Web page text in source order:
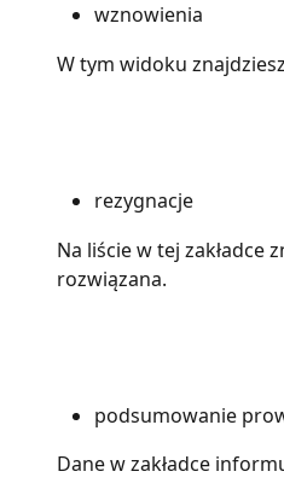
wznowienia
W tym widoku
rezygnacje
Na liście w tej zakładce
rozwiązana.
podsumowanie
Dane w zakładce